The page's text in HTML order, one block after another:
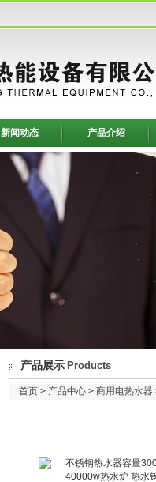
新闻动态 产品介绍
产品展示 Products
首页 > 产品中心 > 商用电热水器